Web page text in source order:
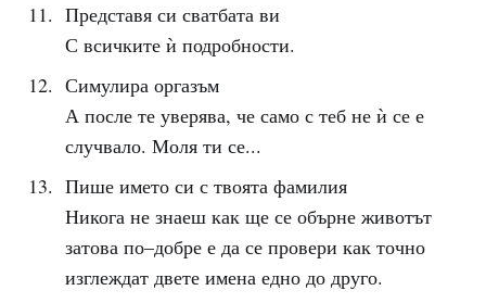
Представя си сватбата ви
С всичките ѝ подробности.
Симулира оргазъм
А после те уверява, че само с теб не ѝ се е
случвало. Моля ти се...
Пише името си с твоята фамилия
Никога не знаеш как ще се обърне животът
затова по–добре е да се провери как точно
изглеждат двете имена едно до друго.